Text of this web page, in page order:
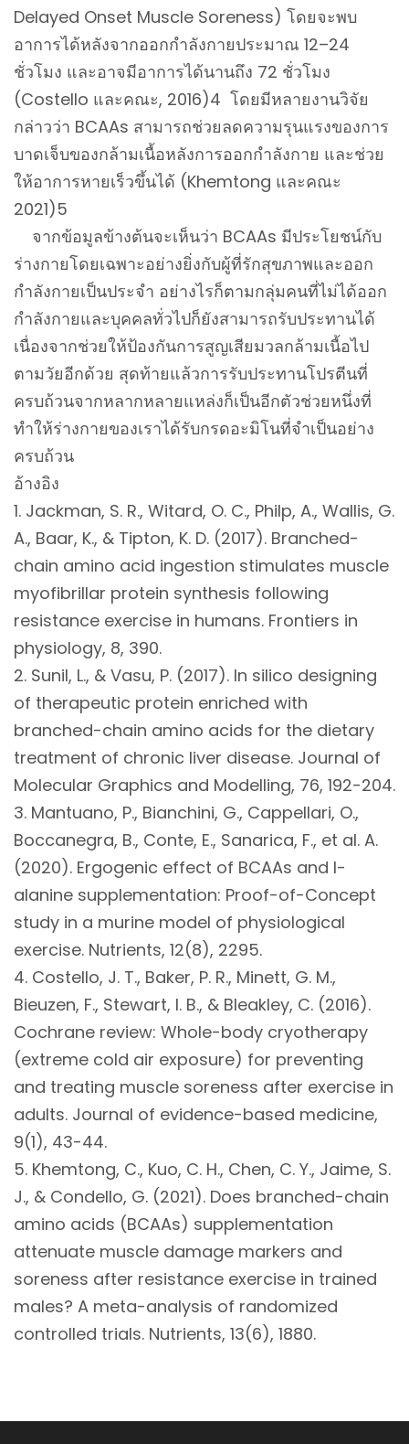
Delayed Onset Muscle Soreness) โดยจะพบ
อาการได้หลังจากออกกำลังกายประมาณ 12–24
ชั่วโมง และอาจมีอาการได้นานถึง 72 ชั่วโมง
(Costello และคณะ, 2016)4 โดยมีหลายงานวิจัย
กล่าวว่า BCAAs สามารถช่วยลดความรุนแรงของการ
บาดเจ็บของกล้ามเนื้อหลังการออกกำลังกาย และช่วย
ให้อาการหายเร็วขึ้นได้ (Khemtong และคณะ
2021)5
จากข้อมูลข้างต้นจะเห็นว่า BCAAs มีประโยชน์กับ
ร่างกายโดยเฉพาะอย่างยิ่งกับผู้ที่รักสุขภาพและออก
กำลังกายเป็นประจำ อย่างไรก็ตามกลุ่มคนที่ไม่ได้ออก
กำลังกายและบุคคลทั่วไปก็ยังสามารถรับประทานได้
เนื่องจากช่วยให้ป้องกันการสูญเสียมวลกล้ามเนื้อไป
ตามวัยอีกด้วย สุดท้ายแล้วการรับประทานโปรตีนที่
ครบถ้วนจากหลากหลายแหล่งก็เป็นอีกตัวช่วยหนึ่งที่
ทำให้ร่างกายของเราได้รับกรดอะมิโนที่จำเป็นอย่าง
ครบถ้วน
อ้างอิง
1. Jackman, S. R., Witard, O. C., Philp, A., Wallis, G.
A., Baar, K., & Tipton, K. D. (2017). Branched-
chain amino acid ingestion stimulates muscle
myofibrillar protein synthesis following
resistance exercise in humans. Frontiers in
physiology, 8, 390.
2. Sunil, L., & Vasu, P. (2017). In silico designing
of therapeutic protein enriched with
branched-chain amino acids for the dietary
treatment of chronic liver disease. Journal of
Molecular Graphics and Modelling, 76, 192-204.
3. Mantuano, P., Bianchini, G., Cappellari, O.,
Boccanegra, B., Conte, E., Sanarica, F., et al. A.
(2020). Ergogenic effect of BCAAs and l-
alanine supplementation: Proof-of-Concept
study in a murine model of physiological
exercise. Nutrients, 12(8), 2295.
4. Costello, J. T., Baker, P. R., Minett, G. M.,
Bieuzen, F., Stewart, I. B., & Bleakley, C. (2016).
Cochrane review: Whole-body cryotherapy
(extreme cold air exposure) for preventing
and treating muscle soreness after exercise in
adults. Journal of evidence-based medicine,
9(1), 43-44.
5. Khemtong, C., Kuo, C. H., Chen, C. Y., Jaime, S.
J., & Condello, G. (2021). Does branched-chain
amino acids (BCAAs) supplementation
attenuate muscle damage markers and
soreness after resistance exercise in trained
males? A meta-analysis of randomized
controlled trials. Nutrients, 13(6), 1880.